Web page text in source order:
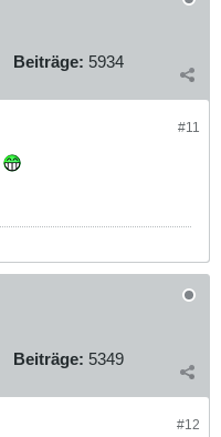
Beiträge: 5934
#11
Beiträge: 5349
#12